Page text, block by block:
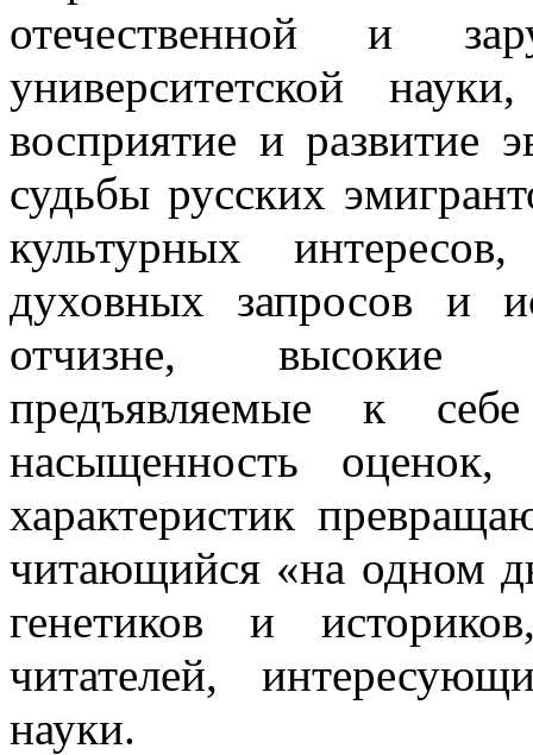
отечественной и
университетской
восприятие и развитие
судьбы русских
культурных
духовных запросов и
отчизне, высокие
предъявляемые к
насыщенность оценок,
характеристик
читающийся «на одном
генетиков и
читателей,
науки.